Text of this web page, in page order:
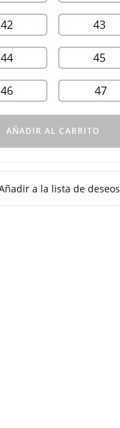
42 43
44 45
46 47
AÑADIR AL CARRITO
a la lista de deseos